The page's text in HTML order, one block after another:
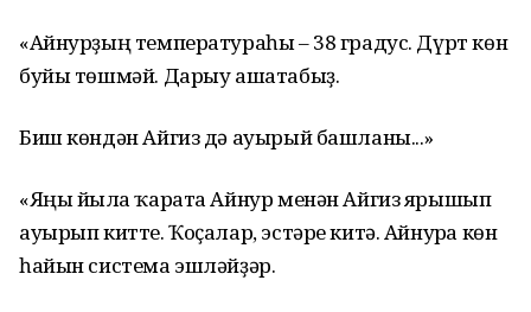
«Айнурҙың температураһы – 38 градус. Дүрт көн
буйы төшмәй. Дарыу ашатабыҙ.
Биш көндән Айгиз дә ауырый башланы...»
«Яңы йылға ҡарата Айнур менән Айгиз ярышып
ауырып китте. Ҡоҫалар, эстәре китә. Айнурға көн
һайын система эшләйҙәр.